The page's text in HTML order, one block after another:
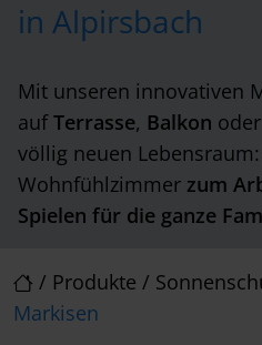
/ Produkte /
Markisen
in Alpirsbach
Mit unseren innovativen
aufTerrasse, Balkon
völlig neuen
Wohnfühlzimmer zum
Spielen für die ganze